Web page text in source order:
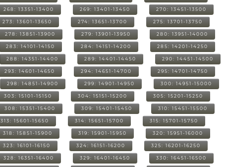
268: 13351-13400 269: 13401-13450 270: 13451-13500
273: 13601-13650 274: 13651-13700 275: 13701-13750
278: 13851-13900 279: 13901-13950 280: 13951-14000
283: 14101-14150 284: 14151-14200 285: 14201-14250
288: 14351-14400 289: 14401-14450 290: 14451-14500
293: 14601-14650 294: 14651-14700 295: 14701-14750
298: 14851-14900 299: 14901-14950 300: 14951-15000
303: 15101-15150 304: 15151-15200 305: 15201-15250
308: 15351-15400 309: 15401-15450 310: 15451-15500
313: 15601-15650 314: 15651-15700 315: 15701-15750
318: 15851-15900 319: 15901-15950 320: 15951-16000
323: 16101-16150 324: 16151-16200 325: 16201-16250
328: 16351-16400 329: 16401-16450 330: 16451-16500